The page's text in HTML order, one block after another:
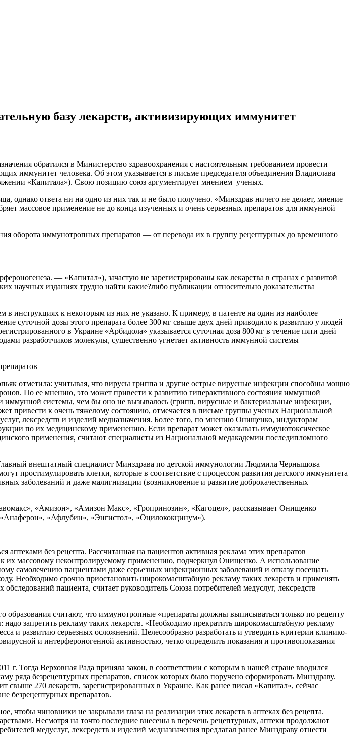
базу лекарств, активизирующих иммунитет
обратился в Министерство здравоохранения с настоятельным требованием провести
иммунитет человека. Об этом указывается в письме председателя объединения Владислава
«Капитала»). Свою позицию союз аргументирует мнением ученых.
однако ответа ни на одно из них так и не было получено. «Минздрав ничего не делает, мнение
массовое применение не до конца изученных и очень серьезных препаратов для иммунной
оборота иммунотропных препаратов — от перевода их в группу рецептурных до временного
— «Капитал»), зачастую не зарегистрированы как лекарства в странах с развитой
изданиях трудно найти какие?либо публикации относительно доказательства
инструкциях к некоторым из них не указано. К примеру, в патенте на один из наиболее
суточной дозы этого препарата более 300 мг свыше двух дней приводило к развитию у людей
в Украине «Арбидола» указывается суточная доза 800 мг в течение пяти дней
разработчиков молекулы, существенно угнетает активность иммунной системы
отметила: учитывая, что вирусы гриппа и другие острые вирусные инфекции способны мощно
По ее мнению, это может привести к развитию гиперактивного состояния иммунной
иммунной системы, чем бы оно не вызывалось (грипп, вирусные и бактериальные инфекции,
привести к очень тяжелому состоянию, отмечается в письме группы ученых Национальной
лексредств и изделий медназначения. Более того, по мнению Онищенко, индукторам
по их медицинскому применению. Если препарат может оказывать иммунотоксическое
применения, считают специалисты из Национальной медакадемии последипломного
внештатный специалист Минздрава по детской иммунологии Людмила Чернышова
простимулировать клетки, которые в соответствие с процессом развития детского иммунитета
заболеваний и даже малигнизации (возникновение и развитие доброкачественных
«Амизон», «Амизон Макс», «Гропринозин», «Кагоцел», рассказывает Онищенко
«Афлубин», «Энгистол», «Оцилококцинум»).
без рецепта. Рассчитанная на пациентов активная реклама этих препаратов
их массовому неконтролируемому применению, подчеркнул Онищенко. А использование
самолечению пациентами даже серьезных инфекционных заболеваний и отказу посещать
Необходимо срочно приостановить широкомасштабную рекламу таких лекарств и применять
пациента, считает руководитель Союза потребителей медуслуг, лексредств
считают, что иммунотропные «препараты должны выписываться только по рецепту
запретить рекламу таких лекарств. «Необходимо прекратить широкомасштабную рекламу
и развитию серьезных осложнений. Целесообразно разработать и утвердить критерии клинико-
и интерфероногенной активностью, четко определить показания и противопоказания
г. Тогда Верховная Рада приняла закон, в соответствии с которым в нашей стране вводился
ряда безрецептурных препаратов, список которых было поручено сформировать Минздраву.
270 лекарств, зарегистрированных в Украине. Как ранее писал «Капитал», сейчас
безрецептурных препаратов.
чтобы чиновники не закрывали глаза на реализации этих лекарств в аптеках без рецепта.
Несмотря на точто последние внесены в перечень рецептурных, аптеки продолжают
медуслуг, лексредств и изделий медназначения предлагал ранее Минздраву отнести